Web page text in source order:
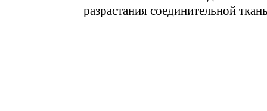
разрастания соединительной